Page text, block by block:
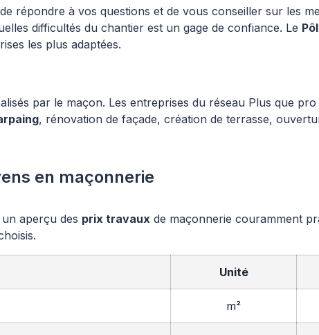
répondre à vos questions et de vous conseiller sur les
difficultés du chantier est un gage de confiance. Le
les plus adaptées.
par le maçon. Les entreprises du réseau Plus que
, rénovation de façade, création de terrasse,
en maçonnerie
aperçu des prix travaux de maçonnerie couramment
Unité
m²